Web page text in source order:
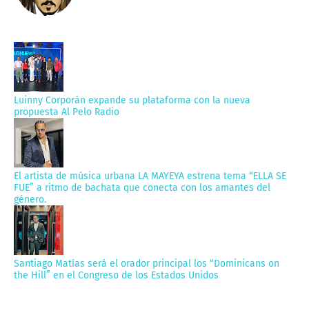
Luinny Corporán expande su plataforma con la nueva
propuesta Al Pelo Radio
El artista de música urbana LA MAYEYA estrena tema “ELLA SE
FUE” a ritmo de bachata que conecta con los amantes del
género.
Santiago Matías será el orador principal los “Dominicans on
the Hill” en el Congreso de los Estados Unidos